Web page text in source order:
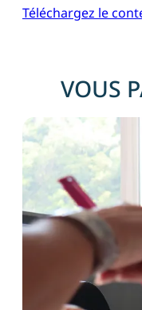
Téléchargez le
VOUS